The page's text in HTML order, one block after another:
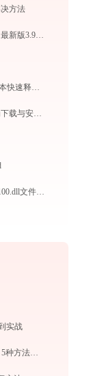
方法
微信Windows版下载安装全攻略：最新版3.9.5.81官方安全下载指南
教你如何使用win10 c盘清理 bat脚本快速释放空间
(2025最新)惠普DJ6078打印机驱动下载与安装指南 | 官方驱动支持
Photoshop CS8.0 PS.exe加载msvcr100.dll文件丢失处理办法
实战
Win10如何彻底永久关闭自动更新 5种方法教你永久关闭win10自动更新